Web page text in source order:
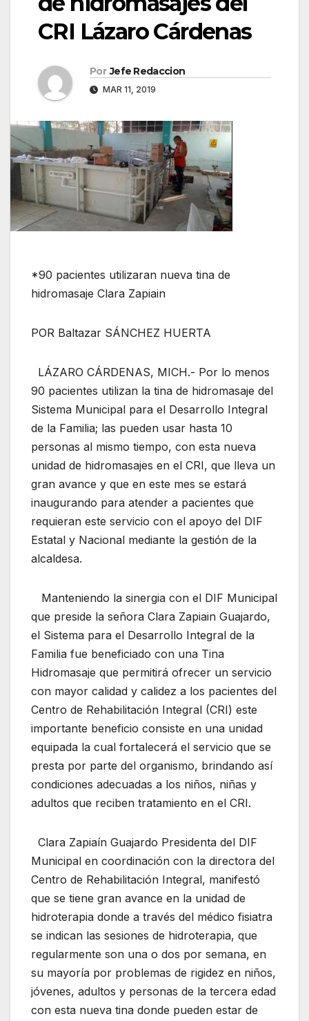
CRI Lázaro Cárdenas
Por Jefe Redaccion
MAR 11, 2019
*90 pacientes utilizaran nueva tina de
hidromasaje Clara Zapiain
POR Baltazar SÁNCHEZ HUERTA
LÁZARO CÁRDENAS, MICH.- Por lo menos
90 pacientes utilizan la tina de hidromasaje del
Sistema Municipal para el Desarrollo Integral
de la Familia; las pueden usar hasta 10
personas al mismo tiempo, con esta nueva
unidad de hidromasajes en el CRI, que lleva un
gran avance y que en este mes se estará
inaugurando para atender a pacientes que
requieran este servicio con el apoyo del DIF
Estatal y Nacional mediante la gestión de la
alcaldesa.
Manteniendo la sinergia con el DIF Municipal
que preside la señora Clara Zapiain Guajardo,
el Sistema para el Desarrollo Integral de la
Familia fue beneficiado con una Tina
Hidromasaje que permitirá ofrecer un servicio
con mayor calidad y calidez a los pacientes del
Centro de Rehabilitación Integral (CRI) este
importante beneficio consiste en una unidad
equipada la cual fortalecerá el servicio que se
presta por parte del organismo, brindando así
condiciones adecuadas a los niños, niñas y
adultos que reciben tratamiento en el CRI.
Clara Zapiaín Guajardo Presidenta del DIF
Municipal en coordinación con la directora del
Centro de Rehabilitación Integral, manifestó
que se tiene gran avance en la unidad de
hidroterapia donde a través del médico fisiatra
se indican las sesiones de hidroterapia, que
regularmente son una o dos por semana, en
su mayoría por problemas de rigidez en niños,
jóvenes, adultos y personas de la tercera edad
con esta nueva tina donde pueden estar de